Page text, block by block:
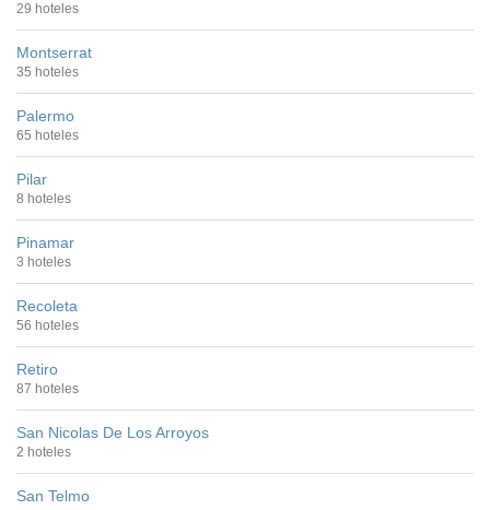
29 hoteles
Montserrat
35 hoteles
Palermo
65 hoteles
Pilar
8 hoteles
Pinamar
3 hoteles
Recoleta
56 hoteles
Retiro
87 hoteles
San Nicolas De Los Arroyos
2 hoteles
San Telmo